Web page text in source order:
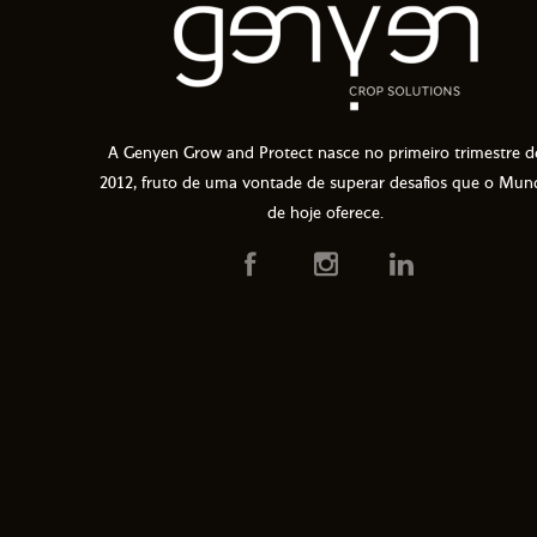
A Genyen Grow and Protect nasce no primeiro trimestre
2012, fruto de uma vontade de superar desafios que o
de hoje oferece.